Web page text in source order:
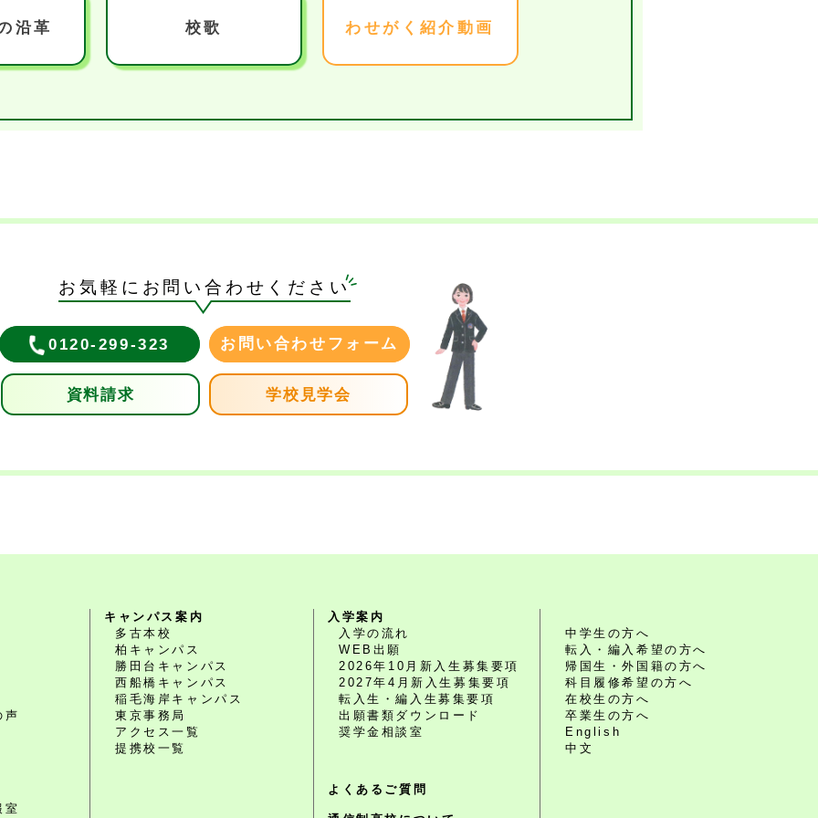
沿革 校歌 わせがく紹介動画
お気軽にお問い合わせください
0120-299-323 お問い合わせフォーム
資料請求 学校見学会
声
室
キャンパス案内
多古本校
柏キャンパス
勝田台キャンパス
西船橋キャンパス
稲毛海岸キャンパス
東京事務局
アクセス一覧
提携校一覧
入学案内
入学の流れ
WEB出願
2026年10月新入生募集要項
2027年4月新入生募集要項
転入生・編入生募集要項
出願書類ダウンロード
奨学金相談室
よくあるご質問
中学生の方へ
転入・編入希望の方へ
帰国生・外国籍の方へ
科目履修希望の方へ
在校生の方へ
卒業生の方へ
English
中文